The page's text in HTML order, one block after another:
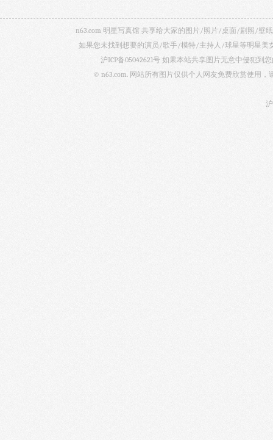
n63.com 明星写真馆 共享给大家的图片/照片/桌面/剧照/壁
如果您未找到想要的演员/歌手/模特/主持人/球星等明星美
沪ICP备05042621号 如果本站共享图片无意中侵犯到
© n63.com. 网站所有图片仅供个人网友免费欣赏使用